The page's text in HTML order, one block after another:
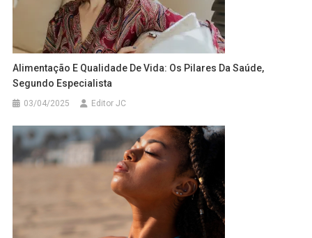
Alimentação E Qualidade De Vida: Os Pilares Da Saúde,
Segundo Especialista
03/04/2025 Editor JC